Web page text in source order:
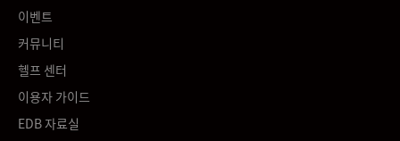
이벤트
커뮤니티
헬프 센터
이용자 가이드
EDB 자료실